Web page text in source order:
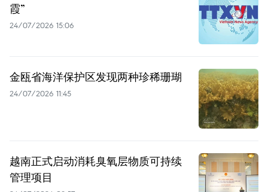
霞”
24/07/2026 15:06
金瓯省海洋保护区发现两种珍稀珊瑚
24/07/2026 11:45
越南正式启动消耗臭氧层物质可持续
管理项目